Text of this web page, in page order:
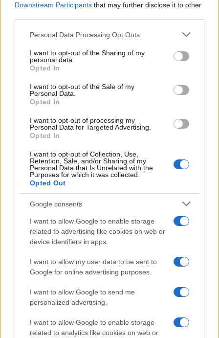
Downstream Participants that may further disclose it to other
Please note that this website/app uses one or more Google
not limited to your visit or usage behaviour. You may click to
grant or deny consent to Google and its third-party tags to
use your data for below specified purposes in below Google
consent section.
Personal Data Processing Opt Outs
I want to opt-out of the Sharing of my
personal data.
Opted In
I want to opt-out of the Sale of my
Personal Data.
Opted In
I want to opt-out of processing my
Personal Data for Targeted Advertising.
Opted In
I want to opt-out of Collection, Use,
Retention, Sale, and/or Sharing of my
Personal Data that Is Unrelated with the
Purposes for which it was collected.
Opted Out
Google consents
I want to allow Google to enable storage
related to advertising like cookies on web or
device identifiers in apps.
I want to allow my user data to be sent to
Google for online advertising purposes.
I want to allow Google to send me
personalized advertising.
I want to allow Google to enable storage
related to analytics like cookies on web or
Ελληνική Αναπτυξιακή Τράπεζα: Με «προίκα» 2 δισ. ευρώ
εκατ. ευρώ και αύξηση
κερδών 57% - Τα νέα
στοιχήματα σε low & non
Χρηματοοικονομικός
σύμβουλος της ΔΕΗ για την
Το FIAT 500 Hybrid τώρα
από 18.990 ευρώ
Ατρόμητος και Novibet
το 2028